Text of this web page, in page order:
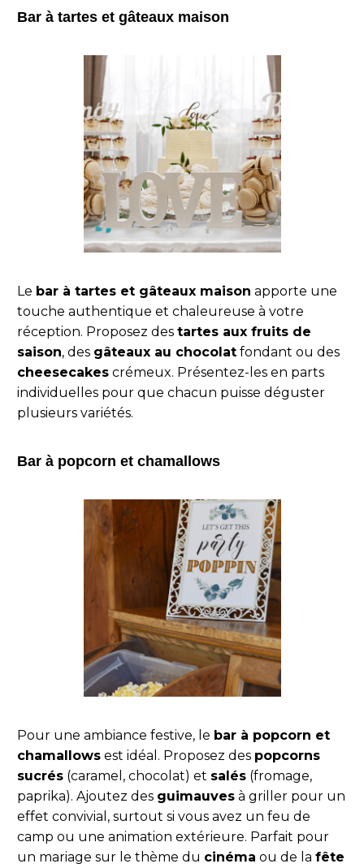
Bar à tartes et gâteaux maison
Le bar à tartes et gâteaux maison apporte une
touche authentique et chaleureuse à votre
réception. Proposez des tartes aux fruits de
saison, des gâteaux au chocolat fondant ou des
cheesecakes crémeux. Présentez-les en parts
individuelles pour que chacun puisse déguster
plusieurs variétés.
Bar à popcorn et chamallows
Pour une ambiance festive, le bar à popcorn et
chamallows est idéal. Proposez des popcorns
sucrés (caramel, chocolat) et salés (fromage,
paprika). Ajoutez des guimauves à griller pour un
effet convivial, surtout si vous avez un feu de
camp ou une animation extérieure. Parfait pour
un mariage sur le thème du cinéma ou de la fête